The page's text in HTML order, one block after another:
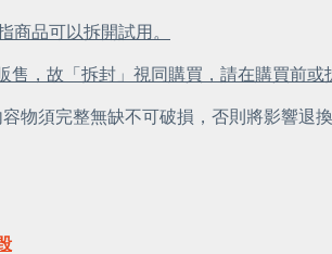
商品可以拆開試用。
，故「拆封」視同購買，請在購買前或
容物須完整無缺不可破損，否則將影響退換